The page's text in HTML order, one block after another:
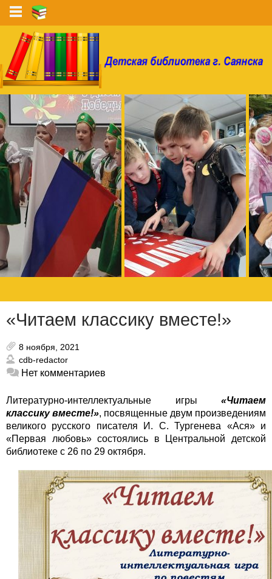
«Читаем классику вместе!»
8 ноября, 2021
cdb-redactor
Нет комментариев
Литературно-интеллектуальные игры «Читаем
классику вместе!», посвященные двум произведениям
великого русского писателя И. С. Тургенева «Ася» и
«Первая любовь» состоялись в Центральной детской
библиотеке с 26 по 29 октября.